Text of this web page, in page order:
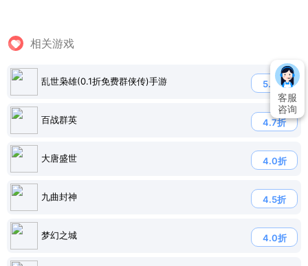
相关游戏
乱世枭雄(0.1折免费群侠传)手游 5.0折
百战群英 4.7折
大唐盛世 4.0折
九曲封神 4.5折
梦幻之城 4.0折
客服
咨询